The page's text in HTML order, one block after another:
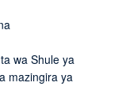
wa Shule ya
mazingira ya